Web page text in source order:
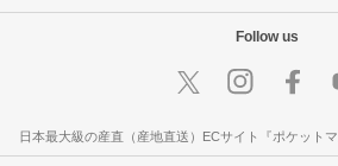
Follow us
日本最大級の産直（産地直送）ECサイト『ポケット